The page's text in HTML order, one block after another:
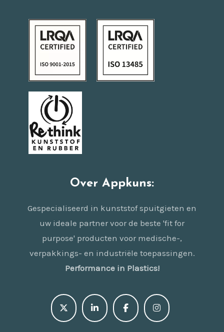
Over Appkuns:
Gespecialiseerd in kunststof spuitgieten en
uw ideale partner voor de beste 'fit for
purpose' producten voor medische-,
verpakkings- en industriële toepassingen.
Performance in Plastics!